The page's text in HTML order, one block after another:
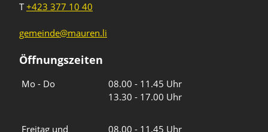
T+423 377 10 40
gemeinde@mauren.li
Öffnungszeiten
Mo - Do
08.00 - 11.45 Uhr
13.30 - 17.00 Uhr
Freitag und
08.00 - 11.45 Uhr